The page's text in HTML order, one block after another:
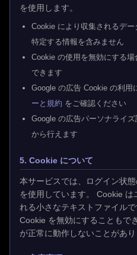
を使用します。
Cookie により収集されるデ
特定する情報を含みません
Cookie の使用を無効にする
できます
Google の広告 Cookie の利用
ーと規約 をご確認ください
Google の広告パーソナライ
から行えます
5. Cookie について
本サービスでは、ログイン状
を使用しています。 Cookie は
れる小さなテキストファイル
Cookie を無効にすることもで
が正常に動作しないことがあり